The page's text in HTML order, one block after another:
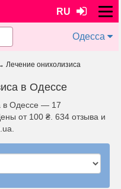
RU
Одесса
Лечение онихолизиса
в Одессе
в Одессе — 17
от 100 ₴. 634 отзыва и